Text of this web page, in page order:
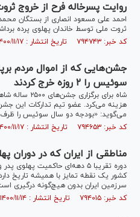
روایت پسرخاله فرح از خروج
احمد علی مسعود انصاری از بستگان
ثروت ملی توسط خاندان پهلوی پرده
کد خبر: ۷۹۴۷۴۳ تاریخ انتشار : ۱۴۰۰/۱۱/۱۷
سوئیس را ۲ روزه خرج کردند
هزینه می‌کرد. عضو تیم تدارکات این
می‌گوید: «بودجه دو سال سوئیس را ظرف
کد خبر: ۷۹۴۶۵۳ تاریخ انتشار : ۱۴۰۰/۱۱/۱۷
مناطقی از ایران که در دوران
دوره تقریبا ۵ دهه‌ای حاکمیت
کشور یک نقطه تمایز با همیشه تاریخ
سرزمین ایران بدون هیچ‌گونه درگیری
کد خبر: ۷۹۴۰۱۵ تاریخ انتشار : ۱۴۰۰/۱۱/۱۴